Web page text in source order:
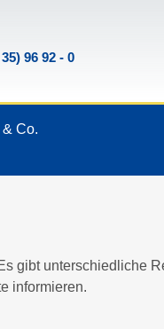
96 92 - 0
Co.
gibt unterschiedliche
informieren.